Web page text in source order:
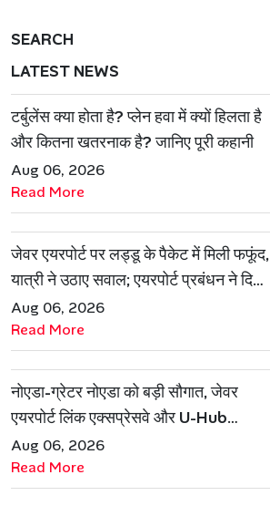
SEARCH
LATEST NEWS
टर्बुलेंस क्या होता है? प्लेन हवा में क्यों हिलता है
और कितना खतरनाक है? जानिए पूरी कहानी
Aug 06, 2026
Read More
जेवर एयरपोर्ट पर लड्डू के पैकेट में मिली फफूंद,
यात्री ने उठाए सवाल; एयरपोर्ट प्रबंधन ने दिया
जवाब
Aug 06, 2026
Read More
नोएडा-ग्रेटर नोएडा को बड़ी सौगात, जेवर
एयरपोर्ट लिंक एक्सप्रेसवे और U-Hub
प्रोजेक्ट को मिली मंजूरी
Aug 06, 2026
Read More